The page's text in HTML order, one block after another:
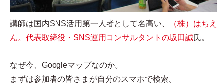
講師は国内SNS活用第一人者として名高い、
（株）はちえ
ん。代表取締役・SNS運用コンサルタントの坂田誠氏。
なぜ今、Googleマップなのか。
まずは参加者の皆さまが自分のスマホで検索、